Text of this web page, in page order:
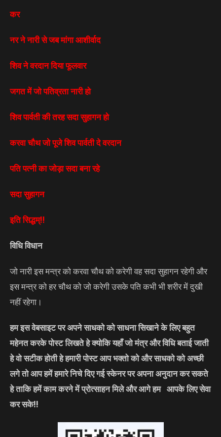
कर
नर ने नारी से जब मांगा आशीर्वाद
शिव ने वरदान दिया फूलवार
जगत में जो पतिव्रता नारी हो
शिव पार्वती की तरह सदा सुहागन हो
करवा चौथ जो पूजे शिव पार्वती दे वरदान
पति पत्नी का जोड़ा सदा बना रहे
सदा सुहागन
इति सिद्धम्!!
विधि विधान
जो नारी इस मन्त्र को करवा चौथ को करेगी वह सदा सुहागन रहेगी और
इस मन्त्र को हर चौथ को जो करेगी उसके पति कभी भी शरीर में दुखी
नहीं रहेगा।
हम इस वेबसाइट पर अपने साधको को साधना सिखाने के लिए बहुत
महेनत करके पोस्ट लिखते हे क्योकि यहाँ जो मंत्र और विधि बताई जाती
हे वो सटीक होती हे हमारी पोस्ट आप भक्तो को और साधको को अच्छी
लगे तो आप हमें हमारे निचे दिए गई स्केनर पर अपना अनुदान कर सकते
हे ताकि हमें काम करने में प्रोत्साहन मिले और आगे हम आपके लिए सेवा
कर सके!!